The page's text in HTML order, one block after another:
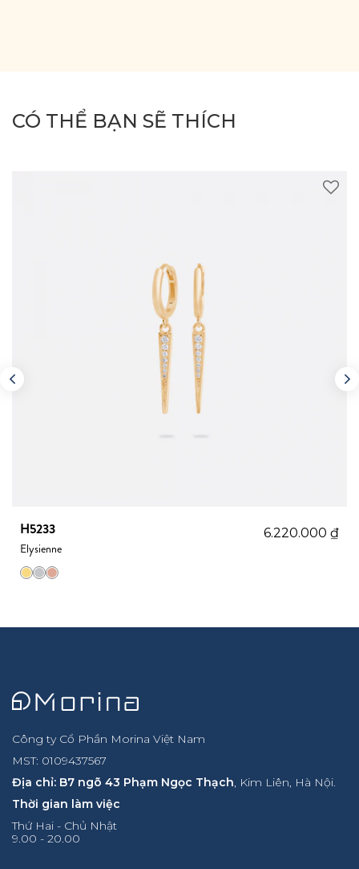
CÓ THỂ BẠN SẼ THÍCH
H5233
Elysienne
6.220.000 ₫
Công ty Cổ Phần Morina Việt Nam
MST: 0109437567
Địa chỉ: B7 ngõ 43 Phạm Ngọc Thạch, Kim Liên, Hà Nội.
Thời gian làm việc
Thứ Hai - Chủ Nhật
9.00 - 20.00